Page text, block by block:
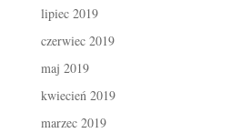
lipiec 2019
czerwiec 2019
maj 2019
kwiecień 2019
marzec 2019